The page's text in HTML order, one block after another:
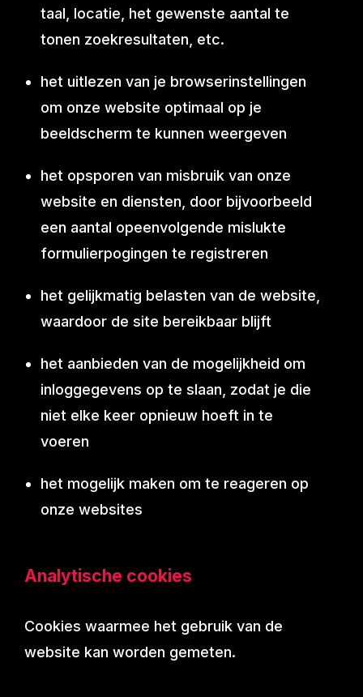
taal, locatie, het gewenste aantal te
tonen zoekresultaten, etc.
het uitlezen van je browserinstellingen
om onze website optimaal op je
beeldscherm te kunnen weergeven
het opsporen van misbruik van onze
website en diensten, door bijvoorbeeld
een aantal opeenvolgende mislukte
formulierpogingen te registreren
het gelijkmatig belasten van de website,
waardoor de site bereikbaar blijft
het aanbieden van de mogelijkheid om
inloggegevens op te slaan, zodat je die
niet elke keer opnieuw hoeft in te
voeren
het mogelijk maken om te reageren op
onze websites
Analytische cookies
Cookies waarmee het gebruik van de
website kan worden gemeten.